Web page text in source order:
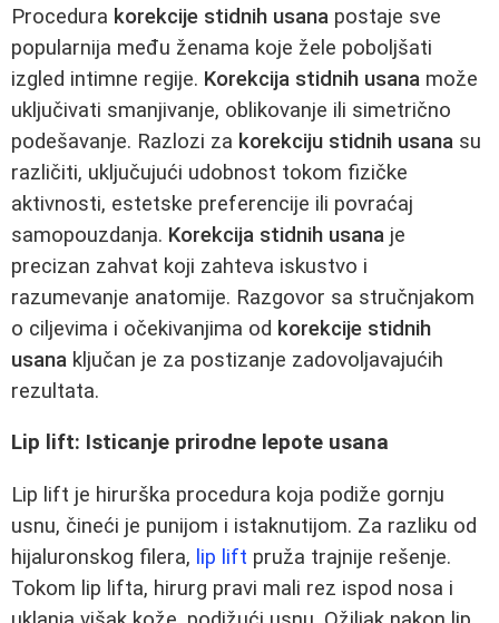
Procedura korekcije stidnih usana postaje sve
popularnija među ženama koje žele poboljšati
izgled intimne regije. Korekcija stidnih usana može
uključivati smanjivanje, oblikovanje ili simetrično
podešavanje. Razlozi za korekciju stidnih usana su
različiti, uključujući udobnost tokom fizičke
aktivnosti, estetske preferencije ili povraćaj
samopouzdanja. Korekcija stidnih usana je
precizan zahvat koji zahteva iskustvo i
razumevanje anatomije. Razgovor sa stručnjakom
o ciljevima i očekivanjima od korekcije stidnih
usana ključan je za postizanje zadovoljavajućih
rezultata.
Lip lift: Isticanje prirodne lepote usana
Lip lift je hirurška procedura koja podiže gornju
usnu, čineći je punijom i istaknutijom. Za razliku od
hijaluronskog filera, lip lift pruža trajnije rešenje.
Tokom lip lifta, hirurg pravi mali rez ispod nosa i